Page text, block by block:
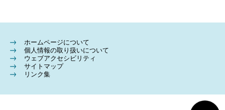
ホームページについて
個人情報の取り扱いについて
ウェブアクセシビリティ
サイトマップ
リンク集